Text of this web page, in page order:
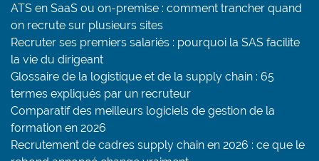
ATS en SaaS ou on-premise : comment trancher quand
on recrute sur plusieurs sites
Recruter ses premiers salariés : pourquoi la SAS facilite
la vie du dirigeant
Glossaire de la logistique et de la supply chain : 65
termes expliqués par un recruteur
Comparatif des meilleurs logiciels de gestion de la
formation en 2026
Recrutement de cadres supply chain en 2026 : ce que le